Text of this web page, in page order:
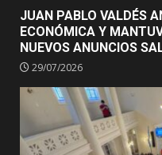
JUAN PABLO VALDÉS
ECONÓMICA Y
NUEVOS ANUNCIOS
29/07/2026